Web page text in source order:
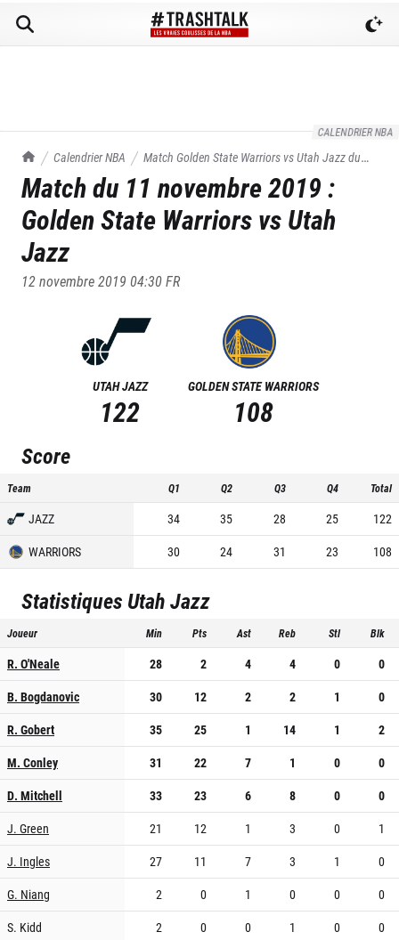
CALENDRIER NBA
TrashTalk Actu NBA
Calendrier NBA Match Golden State Warriors vsUtah Jazzdu
11/11/2019
Match du 11 novembre 2019 :
Golden State Warriors vs Utah
Jazz
12 novembre 2019 04:30FR
UTAH JAZZ
122
GOLDEN STATE WARRIORS
108
Score
Team Q1 Q2 Q3 Q4 Total
JAZZ 34 35 28 25
122
WARRIORS
30 24 31 23 108
Statistiques Utah Jazz
Joueur Min Pts Ast Reb Stl Blk
R. O'Neale 28 2 4 4 0
0
B. Bogdanovic
30 12 2 2 1
0
R. Gobert
35 25 1 14 1
2
M. Conley
31 22 7 1 0
0
D. Mitchell
33 23 6 8 0
0
J. Green
21 12 1 3 0
1
J. Ingles
27 11 7 3 1
0
G. Niang
2 0 1 0 0
0
S. Kidd
2 0 0 1 0
0